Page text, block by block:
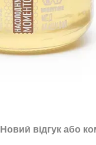
Новий відгук або